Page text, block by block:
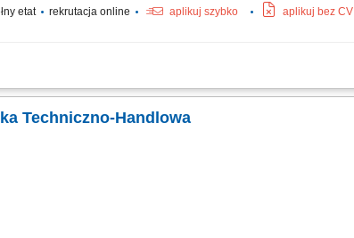
etat rekrutacja online aplikuj szybko aplikuj bez CV
kontrahentów na rynku krajowym i zagranicznym, obsługa
Techniczno-Handlowa